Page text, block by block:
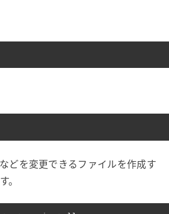
どを変更できるファイルを作成す
。